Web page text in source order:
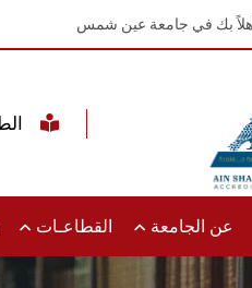
بك في جامعة عين شمس
عن الجامعة القطاعـات